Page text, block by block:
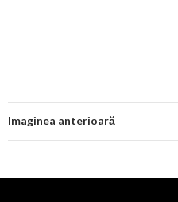
Imaginea anterioară